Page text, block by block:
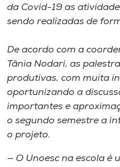
A-
da Covid-19 as
sendo realizadas de
De acordo com a
Tânia Nodari, as
produtivas, com muita
oportunizando a
importantes e
o segundo semestre a
o projeto.
— O Unoesc na escola é